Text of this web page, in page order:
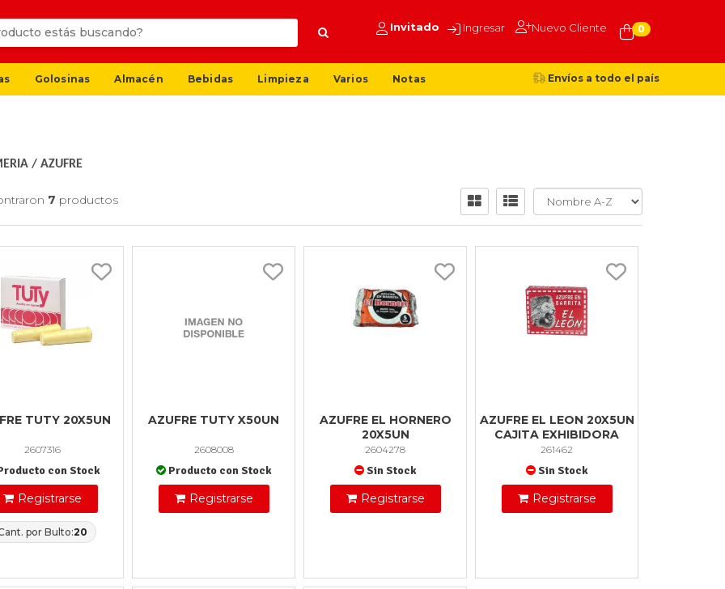
Invitado Ingresar Nuevo Cliente 0
Golosinas Almacén Bebidas Limpieza Varios Notas Envíos a todo el país
/ AZUFRE
7 productos
TUTY 20X5UN
2607316
con Stock
Registrarse
por Bulto:20
AZUFRE TUTY X50UN
2608008
Producto con Stock
Registrarse
AZUFRE EL HORNERO
20X5UN
2604278
Sin Stock
Registrarse
AZUFRE EL LEON 20X5UN
CAJITA EXHIBIDORA
261462
Sin Stock
Registrarse